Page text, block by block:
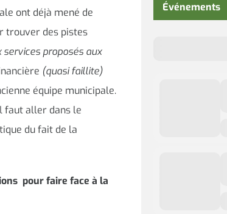
ont déjà mené de
trouver des pistes
proposés aux
(quasi faillite)
équipe municipale.
faut aller dans le
du fait de la
pour faire face à la
Événements